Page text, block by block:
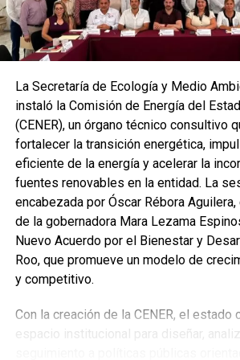
Mara Lezama señaló que el liderazgo
momento histórico bajo la presidencia
mujeres en la vida económica, social y
Compartió además la experiencia de
el primer estado gobernado por una
promueven programas de
asesoría para artesanas, productoras,
cooperativistas.
La Secretaría de Ecología y Medio
instaló la Comisión de Energía del
(CENER), un órgano técnico consultivo
fortalecer la transición energética,
eficiente de la energía y acelerar la
fuentes renovables en la entidad. La
encabezada por Óscar Rébora
de la gobernadora Mara Lezama
Nuevo Acuerdo por el Bienestar y
Roo, que promueve un modelo de
y competitivo.
Con la creación de la CENER, el estado
espacio institucional para diseñar,